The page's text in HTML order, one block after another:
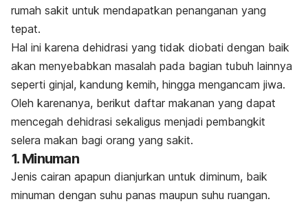
rumah sakit untuk mendapatkan penanganan yang
tepat.
Hal ini karena dehidrasi yang tidak diobati dengan baik
akan menyebabkan masalah pada bagian tubuh lainnya
seperti ginjal, kandung kemih, hingga mengancam jiwa.
Oleh karenanya, berikut daftar makanan yang dapat
mencegah dehidrasi sekaligus menjadi pembangkit
selera makan bagi orang yang sakit.
1. Minuman
Jenis cairan apapun dianjurkan untuk diminum, baik
minuman dengan suhu panas maupun suhu ruangan.